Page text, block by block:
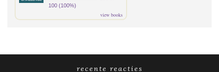
100 (100%)
view books
recente reacties